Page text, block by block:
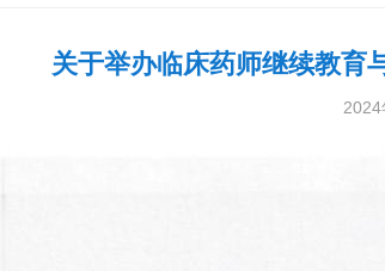
关于举办临床药师继续教育
2024